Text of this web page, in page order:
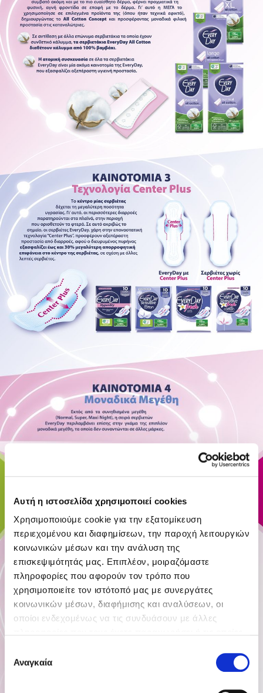
Αυτή η ιστοσελίδα χρησιμοποιεί cookies
Χρησιμοποιούμε cookie για την εξατομίκευση
περιεχομένου και διαφημίσεων, την παροχή λειτουργιών
κοινωνικών μέσων και την ανάλυση της
επισκεψιμότητάς μας. Επιπλέον, μοιραζόμαστε
πληροφορίες που αφορούν τον τρόπο που
χρησιμοποιείτε τον ιστότοπό μας με συνεργάτες
κοινωνικών μέσων, διαφήμισης και αναλύσεων, οι
οποίοι ενδεχομένως να τις συνδυάσουν με άλλες
των υπηρεσιών τους.
συγκατάθεσης
Αναγκαία